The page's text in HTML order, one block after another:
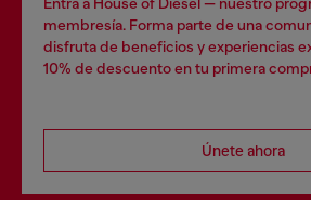
membresía. Forma parte de una
disfruta de beneficios y experiencias
10% de descuento en tu primera
Únete ahora